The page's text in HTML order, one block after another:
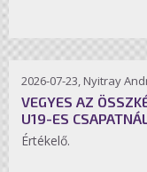
2026-07-23, Nyitray
VEGYES AZ
U19-ES
Értékelő.